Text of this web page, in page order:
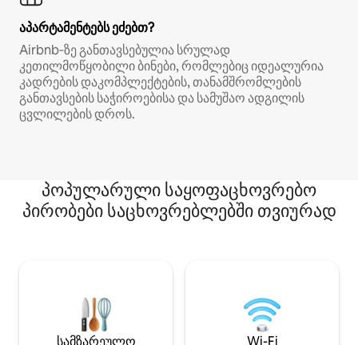
აპარტამენტებს ეძებთ?
Airbnb‑ზე განთავსებულია სრულად
კეთილმოწყობილი ბინები, რომლებიც იდეალურია
კადრების დაკომპლექტების, თანამშრომლების
განთავსების საჭიროებისა და სამუშაო ადგილის
ცვლილების დროს.
პოპულარული საყოფაცხოვრებო
პირობები საცხოვრებლებში თვიურად
სამზარეულო Wi-Fi